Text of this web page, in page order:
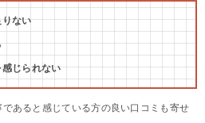
ない
じられない
あると感じている方の良い口コミも寄せ